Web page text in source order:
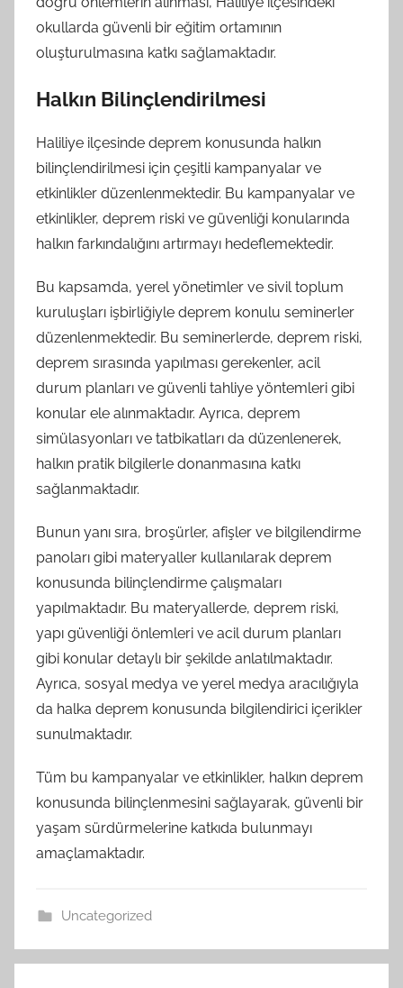
okullarda güvenli bir eğitim ortamının
oluşturulmasına katkı sağlamaktadır.
Halkın Bilinçlendirilmesi
Haliliye ilçesinde deprem konusunda halkın
bilinçlendirilmesi için çeşitli kampanyalar ve
etkinlikler düzenlenmektedir. Bu kampanyalar ve
etkinlikler, deprem riski ve güvenliği konularında
halkın farkındalığını artırmayı hedeflemektedir.
Bu kapsamda, yerel yönetimler ve sivil toplum
kuruluşları işbirliğiyle deprem konulu seminerler
düzenlenmektedir. Bu seminerlerde, deprem riski,
deprem sırasında yapılması gerekenler, acil
durum planları ve güvenli tahliye yöntemleri gibi
konular ele alınmaktadır. Ayrıca, deprem
simülasyonları ve tatbikatları da düzenlenerek,
halkın pratik bilgilerle donanmasına katkı
sağlanmaktadır.
Bunun yanı sıra, broşürler, afişler ve bilgilendirme
panoları gibi materyaller kullanılarak deprem
konusunda bilinçlendirme çalışmaları
yapılmaktadır. Bu materyallerde, deprem riski,
yapı güvenliği önlemleri ve acil durum planları
gibi konular detaylı bir şekilde anlatılmaktadır.
Ayrıca, sosyal medya ve yerel medya aracılığıyla
da halka deprem konusunda bilgilendirici içerikler
sunulmaktadır.
Tüm bu kampanyalar ve etkinlikler, halkın deprem
konusunda bilinçlenmesini sağlayarak, güvenli bir
yaşam sürdürmelerine katkıda bulunmayı
amaçlamaktadır.
Uncategorized